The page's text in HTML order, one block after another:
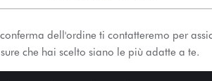
dell'ordine ti contatteremo per
che hai scelto siano le più adatte a te.